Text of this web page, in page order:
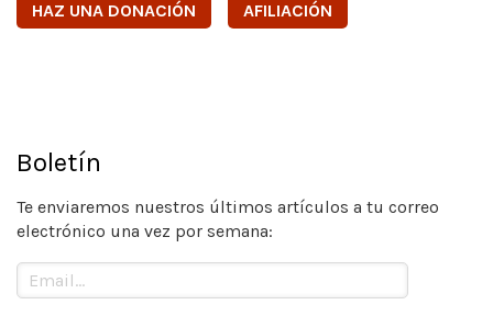
HAZ UNA DONACIÓN AFILIACIÓN
Boletín
Te enviaremos nuestros últimos artículos a tu correo
electrónico una vez por semana: